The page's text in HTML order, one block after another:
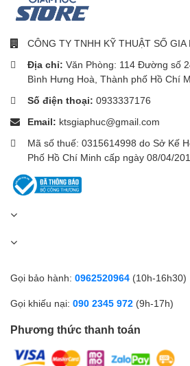
CÔNG TY TNHH KỸ THUẬT SỐ GIA
Địa chỉ: Văn Phòng: 114 Đường số
Bình Hưng Hoà, Thành phố Hồ Chí
Số điện thoại: 0933337176
Email: ktsgiaphuc@gmail.com
Mã số thuế: 0315614998 do Sở Kế
Phố Hồ Chí Minh cấp ngày 08/04/
Gọi bảo hành: 0962520964 (10h-16h30)
Gọi khiếu nại: 090 2345 972 (9h-17h)
Phương thức thanh toán